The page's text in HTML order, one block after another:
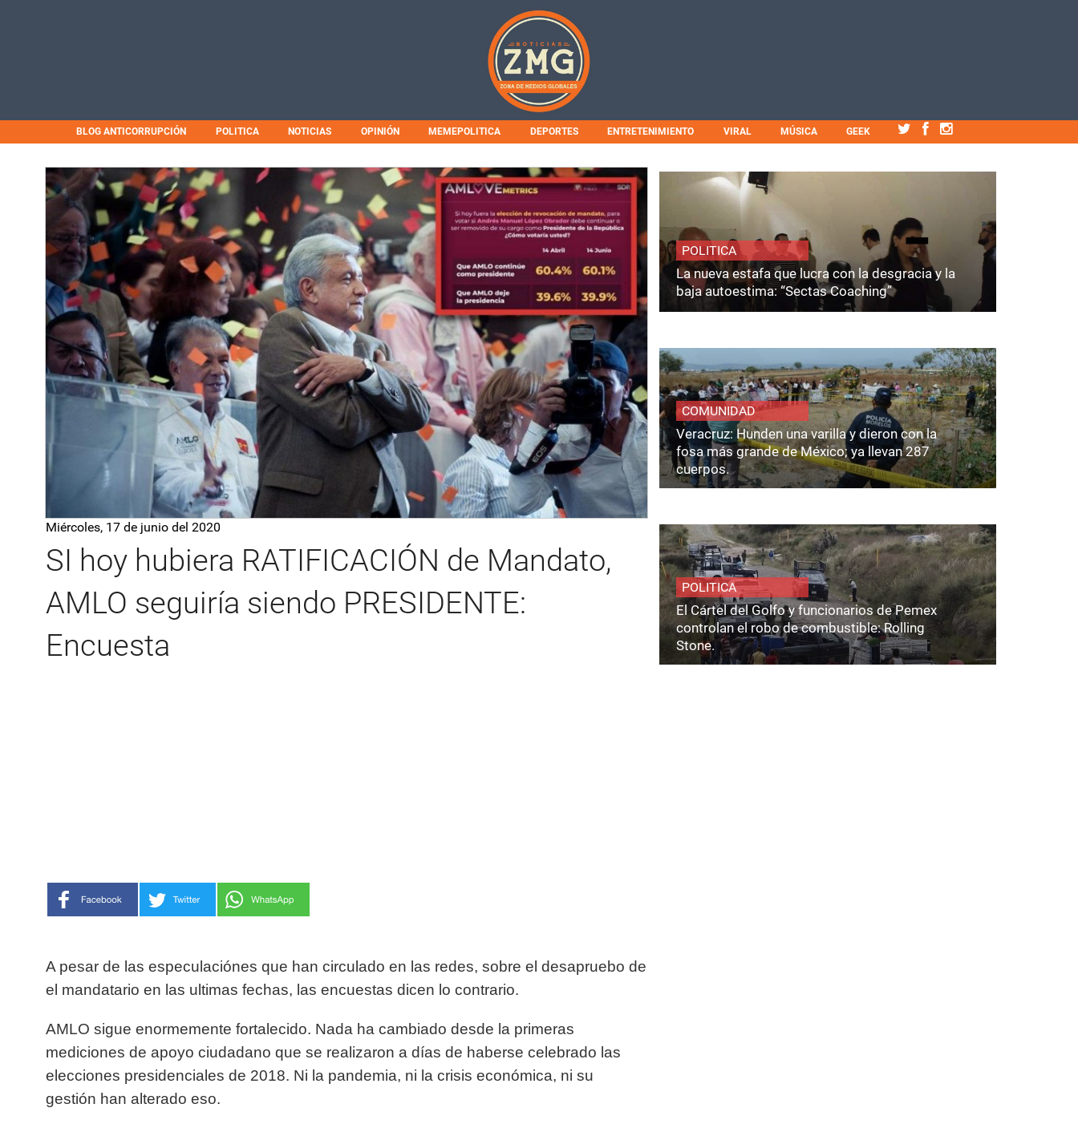
BLOG ANTICORRUPCIÓN POLITICA NOTICIAS OPINIÓN MEMEPOLITICA DEPORTES ENTRETENIMIENTO VIRAL MÚSICA GEEK
Miércoles, 17 de junio del 2020
SI hoy hubiera RATIFICACIÓN de Mandato,
AMLO seguiría siendo PRESIDENTE:
Encuesta
A pesar de las especulaciónes que han circulado en las redes, sobre el desapruebo de
el mandatario en las ultimas fechas, las encuestas dicen lo contrario.
AMLO sigue enormemente fortalecido. Nada ha cambiado desde la primeras
mediciones de apoyo ciudadano que se realizaron a días de haberse celebrado las
elecciones presidenciales de 2018. Ni la pandemia, ni la crisis económica, ni su
gestión han alterado eso.
POLITICA
La nueva estafa que lucra con la desgracia y la
baja autoestima: “Sectas Coaching”
COMUNIDAD
Veracruz: Hunden una varilla y dieron con la
fosa más grande de México; ya llevan 287
cuerpos.
POLITICA
El Cártel del Golfo y funcionarios de Pemex
controlan el robo de combustible: Rolling
Stone.